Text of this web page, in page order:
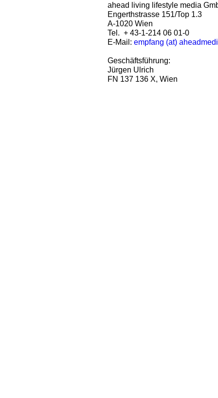
ahead living lifestyle media
Engerthstrasse 151/Top 1.3
A-1020 Wien
Tel. + 43-1-214 06 01-0
E-Mail: empfang (at)
Geschäftsführung:
Jürgen Ulrich
FN 137 136 X, Wien